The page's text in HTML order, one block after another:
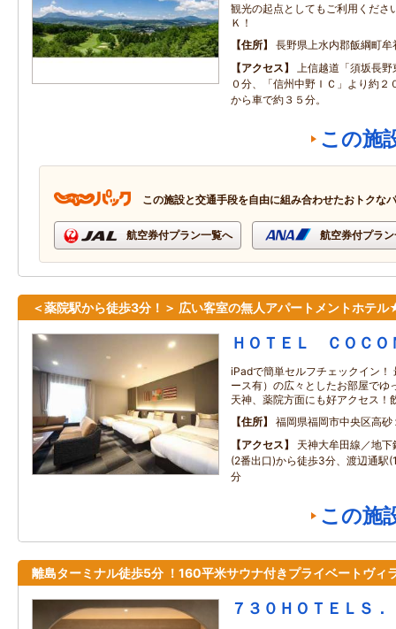
観光の起点としてもご利用くださ
Ｋ！
住所
長野県上水内郡飯綱町牟
アクセス
上信越道「須坂長
０分、「信州中野ＩＣ」より約２
から車で約３５分。
この施
この施設と交通手段を自由に組み合わせたおトクな
航空券付プラン一覧へ 航空券付プラ
＜薬院駅から徒歩3分！＞ 広い客室の無人アパートメントホテ
ＨＯＴＥＬ ＣＯＣＯ
iPadで簡単セルフチェックイン！
ース有）の広々としたお部屋でゆ
天神、薬院方面にも好アクセス
住所
福岡県福岡市中央区高
アクセス
天神大牟田線／地
(2番出口)から徒歩3分、渡辺通駅
分
この施
離島ターミナル徒歩5分 ！160平米サウナ付きプライベートヴィ
７３０ＨＯＴＥＬＳ．